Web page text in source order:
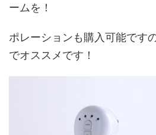
ームを！
ポレーションも購入可能です
でオススメです！